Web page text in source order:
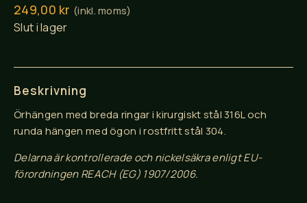
249,00 kr (inkl. moms)
Slut i lager
Beskrivning
Örhängen med breda ringar i kirurgiskt stål 316L och
runda hängen med ögon i rostfritt stål 304.
Delarna är kontrollerade och nickelsäkra enligt EU-
förordningen REACH (EG) 1907/2006.